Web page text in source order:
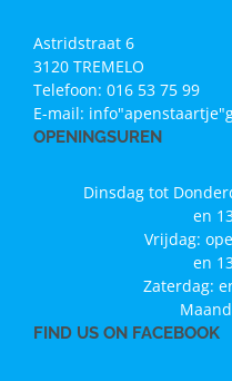
Astridstraat 6
3120 TREMELO
Telefoon: 016 53 75 99
E-mail:
OPENINGSUREN
Dinsdag tot
en
Vrijdag:
en
Zaterdag:
FIND US ON FACEBOOK